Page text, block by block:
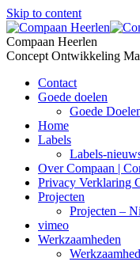
Skip to content
Compaan Heerlen
Concept Ontwikkeling
Contact
Goede doelen
Goede
Home
Labels
Labels-
Over Compaan |
Privacy Verklaring
Projecten
Projecten –
vimeo
Werkzaamheden